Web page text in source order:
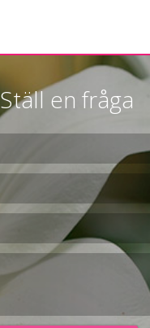
Ställ en fråga